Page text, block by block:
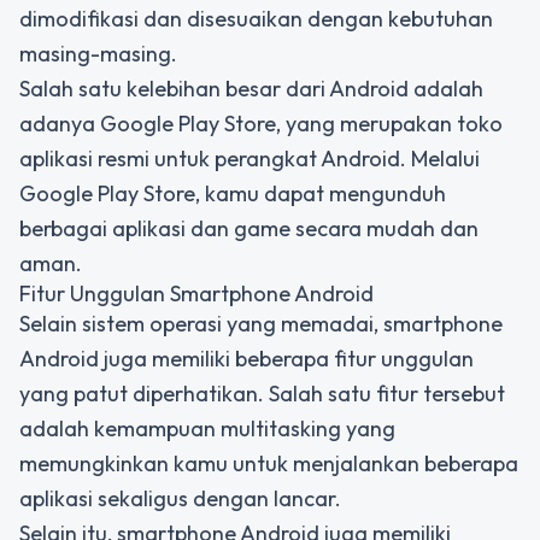
dimodifikasi dan disesuaikan dengan kebutuhan
masing-masing.
Salah satu kelebihan besar dari Android adalah
adanya Google Play Store, yang merupakan toko
aplikasi resmi untuk perangkat Android. Melalui
Google Play Store, kamu dapat mengunduh
berbagai aplikasi dan game secara mudah dan
aman.
Fitur Unggulan Smartphone Android
Selain sistem operasi yang memadai, smartphone
Android juga memiliki beberapa fitur unggulan
yang patut diperhatikan. Salah satu fitur tersebut
adalah kemampuan multitasking yang
memungkinkan kamu untuk menjalankan beberapa
aplikasi sekaligus dengan lancar.
Selain itu, smartphone Android juga memiliki